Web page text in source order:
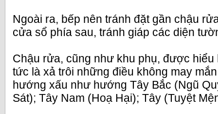
Ngoài ra, bếp nên tránh đặt gần chậu
cửa sổ phía sau, tránh giáp các diện
Chậu rửa, cũng như khu phụ, được
tức là xả trôi những điều không may
hướng xấu như hướng Tây Bắc (Ngũ
Sát); Tây Nam (Hoạ Hại); Tây (Tuyệt